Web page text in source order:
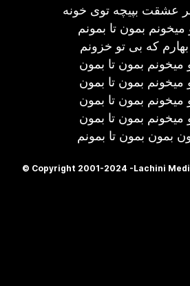
عشقت بپیچه توی خونه
بمون تا بمونم
بهارم که بی تو خزونم
میخونم بمون تا بمون
میخونم بمون تا بمون
میخونم بمون تا بمون
میخونم بمون تا بمون
بمون بمون تا بمونم
© Copyright 2001-2024 -Lachini